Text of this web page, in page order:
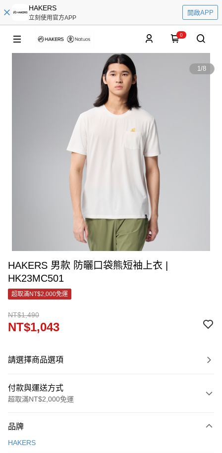
HAKERS
立刻使用官方APP
開啟APP
0
1/8
HAKERS 男款 防曬口袋熊短袖上衣 |
HK23MC501
超取滿NT$2,000免運
NT$1,490
NT$1,043
請選擇商品選項
付款與運送方式
超取滿NT$2,000免運
信用卡一次付款
品牌
HAKERS